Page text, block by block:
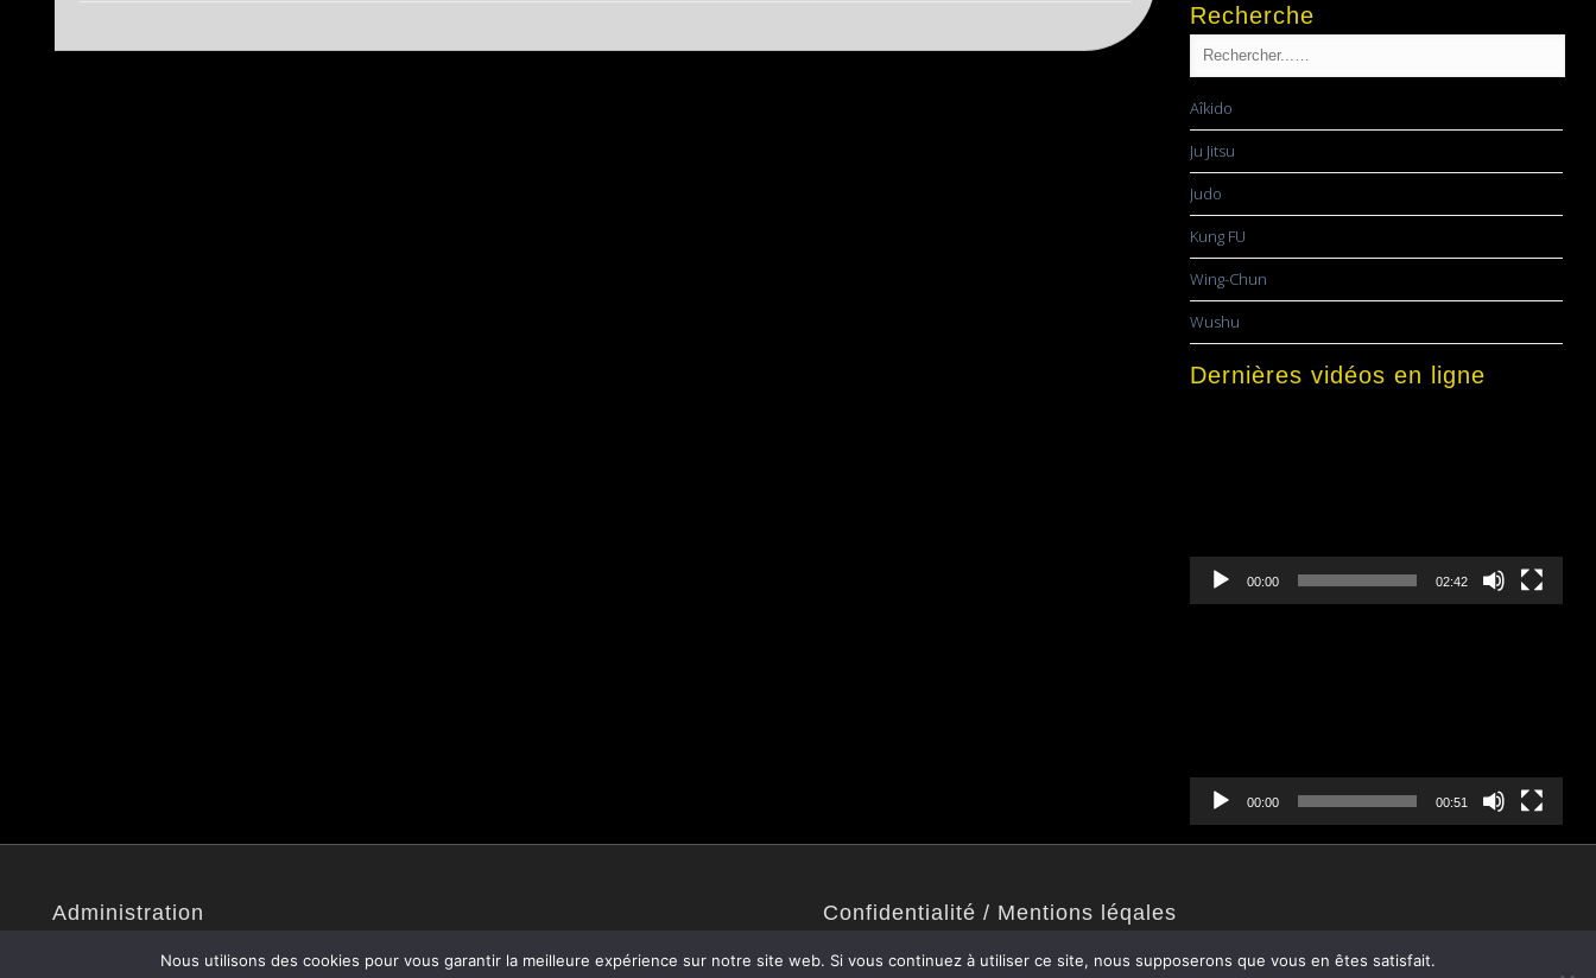
Recherche
Aîkido
Ju Jitsu
Judo
Kung FU
Wing-Chun
Wushu
Dernières vidéos en ligne
00:00 02:42
00:00 00:51
Administration Confidentialité / Mentions léqales
Mentions légales
Nous utilisons des cookies pour vous garantir la meilleure expérience sur notre site web. Si vous continuez à utiliser ce site, nous supposerons que vous en êtes satisfait.